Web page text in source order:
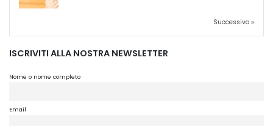
Successivo »
ISCRIVITI ALLA NOSTRA NEWSLETTER
Nome o nome completo
Email